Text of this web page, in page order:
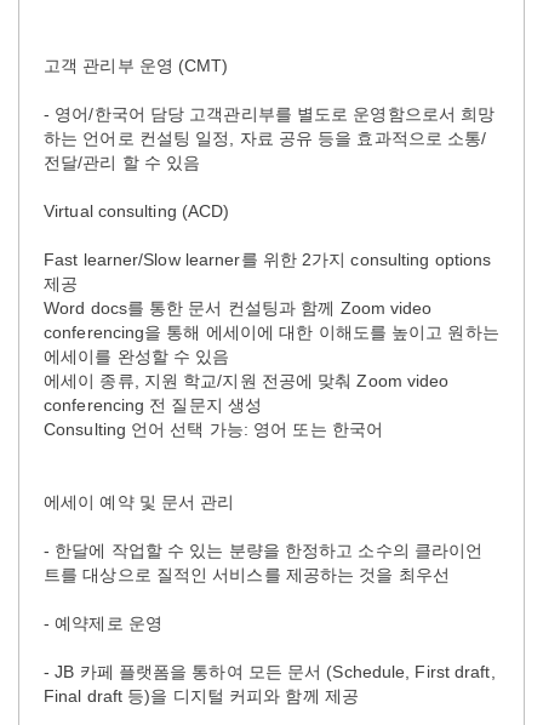
고객 관리부 운영 (CMT)
- 영어/한국어 담당 고객관리부를 별도로 운영함으로서 희망
하는 언어로 컨설팅 일정, 자료 공유 등을 효과적으로 소통/
전달/관리 할 수 있음
Virtual consulting (ACD)
Fast learner/Slow learner를 위한 2가지 consulting options
제공
Word docs를 통한 문서 컨설팅과 함께 Zoom video
conferencing을 통해 에세이에 대한 이해도를 높이고 원하는
에세이를 완성할 수 있음
에세이 종류, 지원 학교/지원 전공에 맞춰 Zoom video
conferencing 전 질문지 생성
Consulting 언어 선택 가능: 영어 또는 한국어
에세이 예약 및 문서 관리
- 한달에 작업할 수 있는 분량을 한정하고 소수의 클라이언
트를 대상으로 질적인 서비스를 제공하는 것을 최우선
- 예약제로 운영
- JB 카페 플랫폼을 통하여 모든 문서 (Schedule, First draft,
Final draft 등)을 디지털 커피와 함께 제공